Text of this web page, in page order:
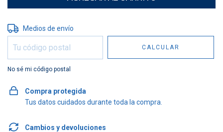
Entregas para el CP:
Medios de envío
CALCULAR
No sé mi código postal
Compra protegida
Tus datos cuidados durante toda la compra.
Cambios y devoluciones